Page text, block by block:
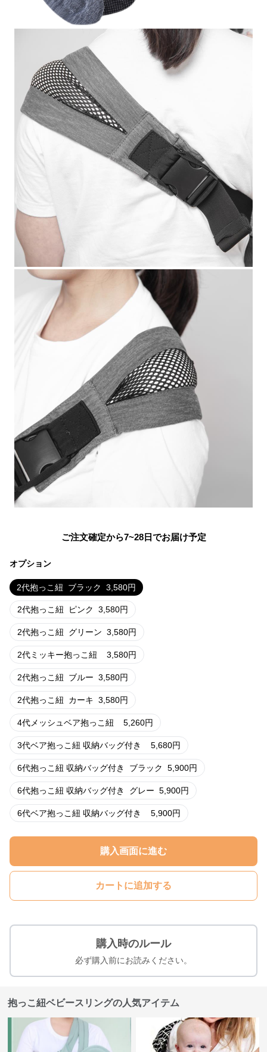
ご注文確定から7~28日でお届け予定
オプション
2代抱っこ紐 ブラック 3,580円
2代抱っこ紐 ピンク 3,580円
2代抱っこ紐 グリーン 3,580円
2代ミッキー抱っこ紐 3,580円
2代抱っこ紐 ブルー 3,580円
2代抱っこ紐 カーキ 3,580円
4代メッシュベア抱っこ紐 5,260円
3代ベア抱っこ紐 収納バッグ付き 5,680円
6代抱っこ紐 収納バッグ付き ブラック 5,900円
6代抱っこ紐 収納バッグ付き グレー 5,900円
6代ベア抱っこ紐 収納バッグ付き 5,900円
購入画面に進む
カートに追加する
購入時のルール
必ず購入前にお読みください。
抱っこ紐ベビースリングの人気アイテム